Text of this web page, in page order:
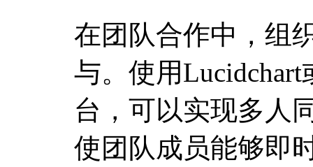
在团队合作中，组
与。使用Lucidchart
台，可以实现多人
使团队成员能够即